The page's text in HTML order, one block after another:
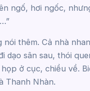
ngố, hơi ngốc,
nói thêm. Cả nhà
dạo sân sau, thói
ở cục, chiều về.
Thanh Nhàn.